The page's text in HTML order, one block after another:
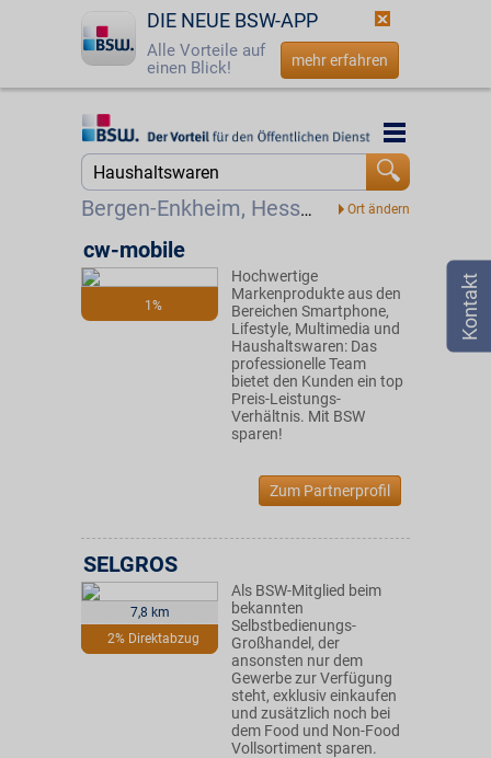
DIE NEUE BSW-APP
Alle Vorteile auf
einen Blick!
mehr erfahren
Startseite
☎ 0800 - 279 25 82
Bergen-Enkheim, Hessen
Startseite
1%
cw-mobile
Hochwertige
Markenprodukte aus den
Bereichen Smartphone,
Lifestyle, Multimedia und
Haushaltswaren: Das
professionelle Team
bietet den Kunden ein top
Preis-Leistungs-
Verhältnis. Mit BSW
sparen!
Zum Partnerprofil
7,8 km
2% Direktabzug
SELGROS
Als BSW-Mitglied beim
bekannten
Selbstbedienungs-
Großhandel, der
ansonsten nur dem
Gewerbe zur Verfügung
steht, exklusiv einkaufen
und zusätzlich noch bei
dem Food und Non-Food
Vollsortiment sparen.